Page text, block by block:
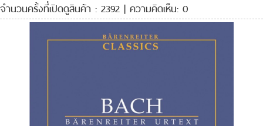
จำนวนครั้งที่เปิดดูสินค้า : 2392 | ความคิดเห็น: 0